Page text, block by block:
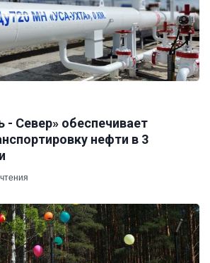
- Север» обеспечивает
нефти в 3